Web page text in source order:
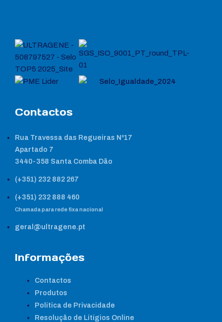
Contactos
Rua Travessa das Regueiras Nº17
Apartado 7
3440-358 Santa Comba Dão
(+351) 232 882 267
(+351) 232 888 460
Chamada para rede fixa nacional
geral@ultragene.pt
Informações
Contactos
Produtos
Política de Privacidade
Resolução de Litígios Online